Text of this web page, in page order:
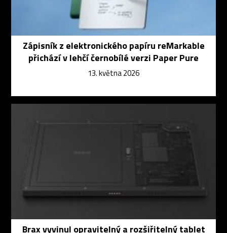
Zápisník z elektronického papíru reMarkable
přichází v lehčí černobílé verzi Paper Pure
13. května 2026
Brax vyvinul opravitelný a rozšiřitelný tablet